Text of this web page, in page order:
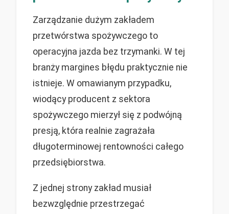
Zarządzanie dużym zakładem
przetwórstwa spożywczego to
operacyjna jazda bez trzymanki. W tej
branży margines błędu praktycznie nie
istnieje. W omawianym przypadku,
wiodący producent z sektora
spożywczego mierzył się z podwójną
presją, która realnie zagrażała
długoterminowej rentowności całego
przedsiębiorstwa.
Z jednej strony zakład musiał
bezwzględnie przestrzegać